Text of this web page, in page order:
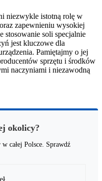
niezwykle istotną rolę w
zapewnieniu wysokiej
stosowanie soli specjalnie
jest kluczowe dla
Pamiętajmy o jej
sprzętu i środków
naczyniami i niezawodną
okolicy?
całej Polsce. Sprawdź